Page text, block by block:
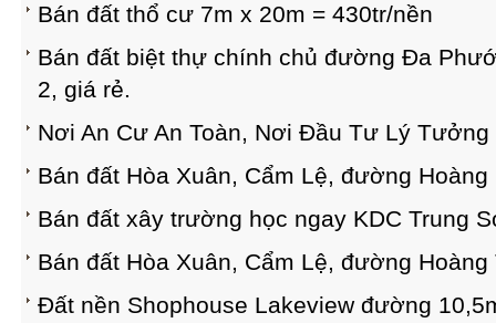
Bán đất thổ cư 7m x 20m = 430tr/nền
Bán đất biệt thự chính chủ đường Đa
2, giá rẻ.
Nơi An Cư An Toàn, Nơi Đầu Tư Lý Tưởng
Bán đất Hòa Xuân, Cẩm Lệ, đường Hoàng
Bán đất xây trường học ngay KDC Trung
Bán đất Hòa Xuân, Cẩm Lệ, đường Hoàng
Đất nền Shophouse Lakeview đường